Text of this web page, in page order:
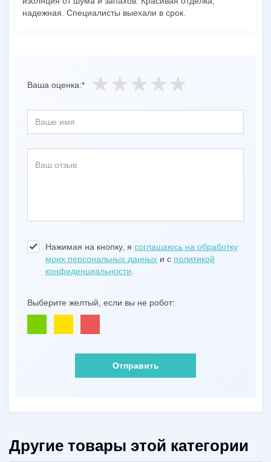
надежная. Специалисты выехали в срок.
Ваша оценка:*
Нажимая на кнопку, я соглашаюсь на обработку
моих персональных данных и с политикой
конфиденциальности
Выберите желтый, если вы не робот:
Отправить
Другие товары этой категории